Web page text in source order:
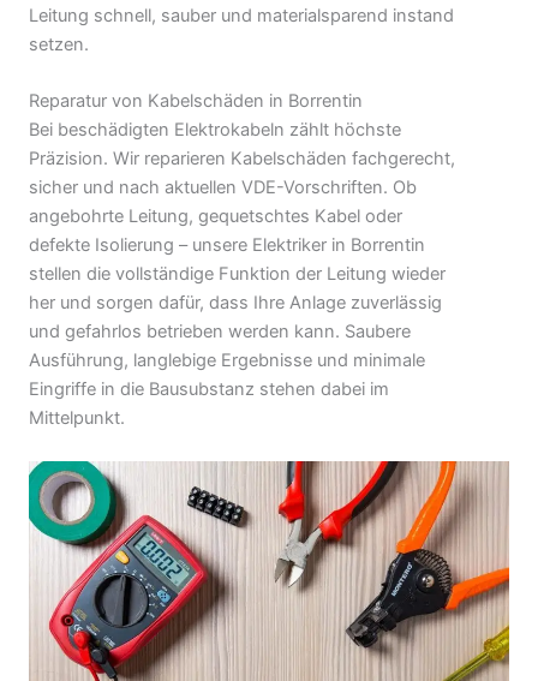
Leitung schnell, sauber und materialsparend instand
setzen.
Reparatur von Kabelschäden in Borrentin
Bei beschädigten Elektrokabeln zählt höchste
Präzision. Wir reparieren Kabelschäden fachgerecht,
sicher und nach aktuellen VDE-Vorschriften. Ob
angebohrte Leitung, gequetschtes Kabel oder
defekte Isolierung – unsere Elektriker in Borrentin
stellen die vollständige Funktion der Leitung wieder
her und sorgen dafür, dass Ihre Anlage zuverlässig
und gefahrlos betrieben werden kann. Saubere
Ausführung, langlebige Ergebnisse und minimale
Eingriffe in die Bausubstanz stehen dabei im
Mittelpunkt.